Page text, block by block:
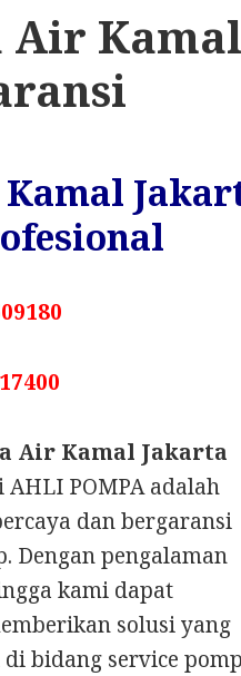
Air Kamal
Air Kamal Jakarta
POMPA adalah
dan bergaransi
Dengan pengalaman
kami dapat
solusi yang
bidang service